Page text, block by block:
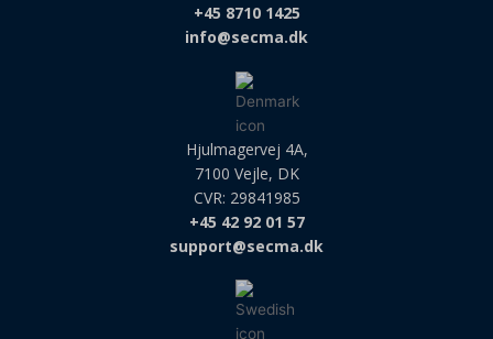
+45 8710 1425
info@secma.dk
Hjulmagervej 4A,
7100 Vejle, DK
CVR: 29841985
+45 42 92 01 57
support@secma.dk